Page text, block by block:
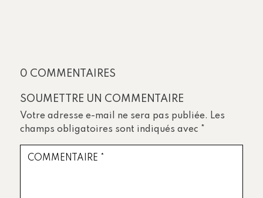
0 COMMENTAIRES
SOUMETTRE UN COMMENTAIRE
Votre adresse e-mail ne sera pas publiée. Les
champs obligatoires sont indiqués avec *